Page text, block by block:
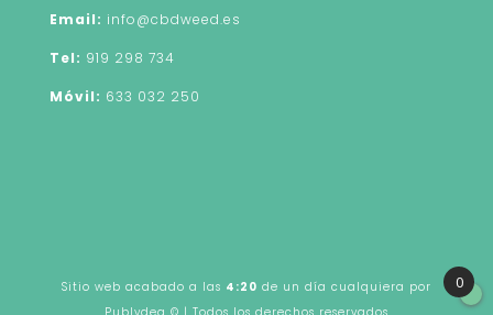
Email: info@cbdweed.es
Tel: 919 298 734
Móvil: 633 032 250
Sitio web acabado a las 4:20 de un día cualquiera por
0